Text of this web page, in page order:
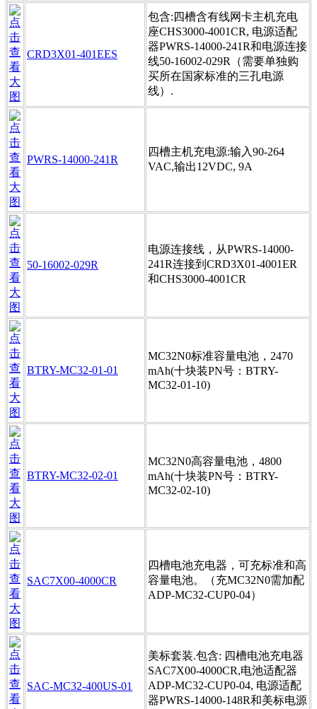
CRD3X01-401EES
包含:四槽含有线网卡主机充电
座CHS3000-4001CR, 电源适配
器PWRS-14000-241R和电源连接
线50-16002-029R（需要单独购
买所在国家标准的三孔电源
线）.
PWRS-14000-241R
四槽主机充电源:输入90-264
VAC,输出12VDC, 9A
50-16002-029R
电源连接线，从PWRS-14000-
241R连接到CRD3X01-4001ER
和CHS3000-4001CR
BTRY-MC32-01-01
MC32N0标准容量电池，2470
mAh(十块装PN号：BTRY-
MC32-01-10)
BTRY-MC32-02-01
MC32N0高容量电池，4800
mAh(十块装PN号：BTRY-
MC32-02-10)
SAC7X00-4000CR
四槽电池充电器，可充标准和高
容量电池。（充MC32N0需加配
ADP-MC32-CUP0-04）
SAC-MC32-400US-01
美标套装.包含: 四槽电池充电器
SAC7X00-4000CR,电池适配器
ADP-MC32-CUP0-04, 电源适配
器PWRS-14000-148R和美标电源